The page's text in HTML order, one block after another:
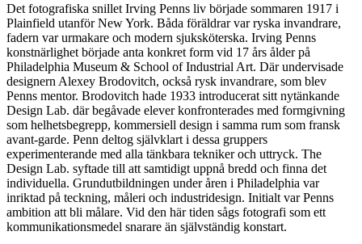
Det fotografiska snillet Irving Penns liv började sommaren 1917 i
Plainfield utanför New York. Båda föräldrar var ryska invandrare,
fadern var urmakare och modern sjuksköterska. Irving Penns
konstnärlighet började anta konkret form vid 17 års ålder på
Philadelphia Museum & School of Industrial Art. Där undervisade
designern Alexey Brodovitch, också rysk invandrare, som blev
Penns mentor. Brodovitch hade 1933 introducerat sitt nytänkande
Design Lab. där begåvade elever konfronterades med formgivning
som helhetsbegrepp, kommersiell design i samma rum som fransk
avant-garde. Penn deltog självklart i dessa gruppers
experimenterande med alla tänkbara tekniker och uttryck. The
Design Lab. syftade till att samtidigt uppnå bredd och finna det
individuella. Grundutbildningen under åren i Philadelphia var
inriktad på teckning, måleri och industridesign. Initialt var Penns
ambition att bli målare. Vid den här tiden sågs fotografi som ett
kommunikationsmedel snarare än självständig konstart.